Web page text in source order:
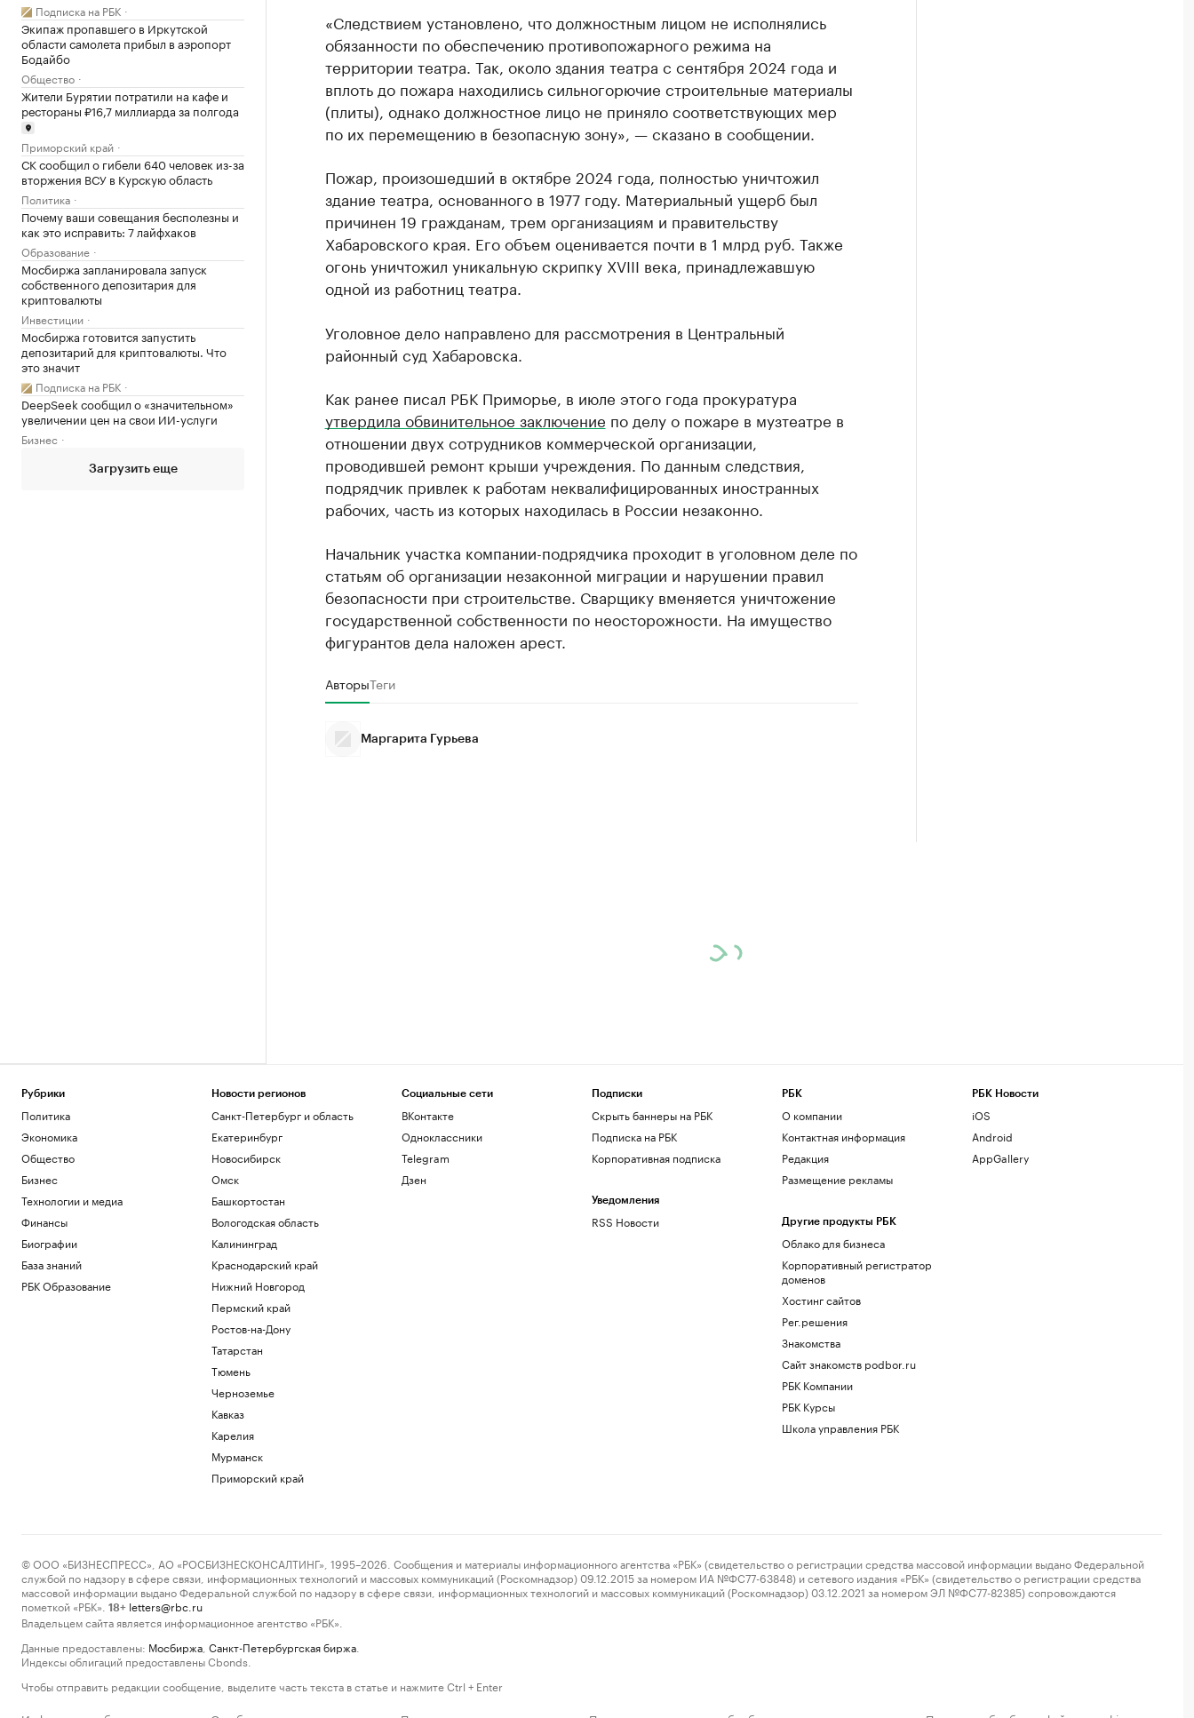
Подписка на РБК
Экипаж пропавшего в Иркутской
области самолета прибыл в аэропорт
Бодайбо
Общество
Жители Бурятии потратили на кафе и
рестораны ₽16,7 миллиарда за полгода
Приморский край
СК сообщил о гибели 640 человек из-за
вторжения ВСУ в Курскую область
Политика
Почему ваши совещания бесполезны и
как это исправить: 7 лайфхаков
Образование
Мосбиржа запланировала запуск
собственного депозитария для
криптовалюты
Инвестиции
Мосбиржа готовится запустить
депозитарий для криптовалюты. Что
это значит
Подписка на РБК
DeepSeek сообщил о «значительном»
увеличении цен на свои ИИ-услуги
Бизнес
Загрузить еще
«Следствием установлено, что должностным лицом не исполнялись
обязанности по обеспечению противопожарного режима на
территории театра. Так, около здания театра с сентября 2024 года и
вплоть до пожара находились сильногорючие строительные материалы
(плиты), однако должностное лицо не приняло соответствующих мер
по их перемещению в безопасную зону», — сказано в сообщении.
Пожар, произошедший в октябре 2024 года, полностью уничтожил
здание театра, основанного в 1977 году. Материальный ущерб был
причинен 19 гражданам, трем организациям и правительству
Хабаровского края. Его объем оценивается почти в 1 млрд руб. Также
огонь уничтожил уникальную скрипку XVIII века, принадлежавшую
одной из работниц театра.
Уголовное дело направлено для рассмотрения в Центральный
районный суд Хабаровска.
Как ранее писал РБК Приморье, в июле этого года прокуратура
утвердила обвинительное заключение по делу о пожаре в музтеатре в
отношении двух сотрудников коммерческой организации,
проводившей ремонт крыши учреждения. По данным следствия,
подрядчик привлек к работам неквалифицированных иностранных
рабочих, часть из которых находилась в России незаконно.
Начальник участка компании-подрядчика проходит в уголовном деле по
статьям об организации незаконной миграции и нарушении правил
безопасности при строительстве. Сварщику вменяется уничтожение
государственной собственности по неосторожности. На имущество
фигурантов дела наложен арест.
АвторыТеги
Маргарита Гурьева
Рубрики
Политика
Экономика
Общество
Бизнес
Технологии и медиа
Финансы
Биографии
База знаний
РБК Образование
Новости регионов
Санкт-Петербург и область
Екатеринбург
Новосибирск
Омск
Башкортостан
Вологодская область
Калининград
Краснодарский край
Нижний Новгород
Пермский край
Ростов-на-Дону
Татарстан
Тюмень
Черноземье
Кавказ
Карелия
Мурманск
Приморский край
Социальные сети
ВКонтакте
Одноклассники
Telegram
Дзен
Подписки
Скрыть баннеры на РБК
Подписка на РБК
Корпоративная подписка
Уведомления
RSS Новости
РБК
О компании
Контактная информация
Редакция
Размещение рекламы
Другие продукты РБК
Облако для бизнеса
Корпоративный регистратор
доменов
Хостинг сайтов
Рег.решения
Знакомства
Сайт знакомств podbor.ru
РБК Компании
РБК Курсы
Школа управления РБК
РБК Новости
iOS
Android
AppGallery
© ООО «БИЗНЕСПРЕСС», АО «РОСБИЗНЕСКОНСАЛТИНГ», 1995–2026. Сообщения и материалы информационного агентства «РБК» (свидетельство о регистрации средства массовой информации выдано Федеральной
службой по надзору в сфере связи, информационных технологий и массовых коммуникаций (Роскомнадзор) 09.12.2015 за номером ИА №ФС77-63848) и сетевого издания «РБК» (свидетельство о регистрации средства
массовой информации выдано Федеральной службой по надзору в сфере связи, информационных технологий и массовых коммуникаций (Роскомнадзор) 03.12.2021 за номером ЭЛ №ФС77-82385) сопровождаются
пометкой «РБК».
18+ letters@rbc.ru
Владельцем сайта является информационное агентство «РБК».
Данные предоставлены: Мосбиржа Санкт-Петербургская биржа
Индексы облигаций предоставлены Cbonds.
Чтобы отправить редакции сообщение, выделите часть текста в статье и нажмите Ctrl + Enter